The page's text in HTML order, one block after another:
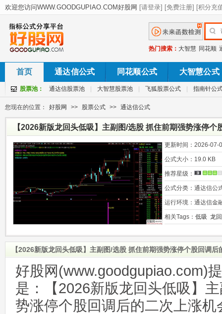
热门搜索： 大智慧 同花顺
首页 通达信公式 同花顺公式 大智慧公式
股票池： 通达信股票池 大智慧股票池 飞狐股票公式 指南针公
您现在的位置： 好股网 >> 股票公式 >> 通达信公式
【2026新版龙回头低吸】主副图/选股 抓住前期强势涨停个
机会
更新时间： 2026-07-
公式大小： 19.0 KB
推荐星级：
公式分类： 通达信公
运行环境： 通达信金
相关Tags： 低吸 龙
【2026新版龙回头低吸】主副图/选股 抓住前期强势涨停个股回调后
好股网(www.goodgupiao.com)
是：【2026新版龙回头低吸】
势涨停个股回调后的二次上涨机